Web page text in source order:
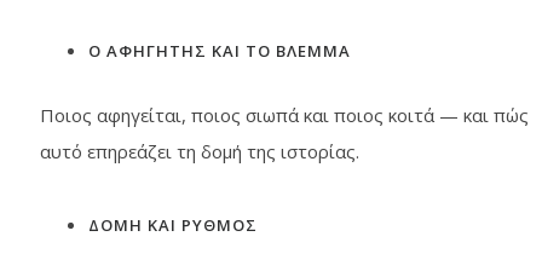
Ο ΑΦΗΓΗΤΗΣ ΚΑΙ ΤΟ ΒΛΕΜΜΑ
Ποιος αφηγείται, ποιος σιωπά και ποιος κοιτά — και πώς
αυτό επηρεάζει τη δομή της ιστορίας.
ΔΟΜΗ ΚΑΙ ΡΥΘΜΟΣ